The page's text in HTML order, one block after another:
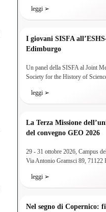
leggi ➢
I giovani SISFA
Edimburgo
Un panel della SISFA al Joint
Society for the History of
leggi ➢
La Terza Missione
del convegno GEO 2026
29 - 31 ottobre 2026, Campus
Via Antonio Gramsci 89, 71122
leggi ➢
Nel segno di Copernico: